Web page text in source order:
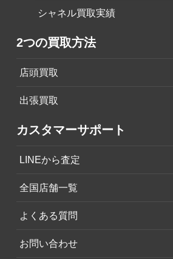
シャネル買取実績
2つの買取方法
店頭買取
出張買取
カスタマーサポート
LINEから査定
全国店舗一覧
よくある質問
お問い合わせ